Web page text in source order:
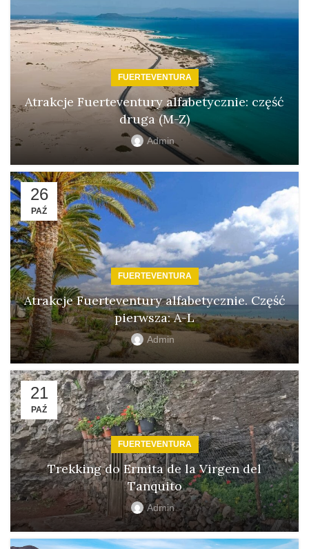
FUERTEVENTURA
Atrakcje Fuerteventury alfabetycznie: część
druga (M-Z)
Admin
26
PAŹ
FUERTEVENTURA
Atrakcje Fuerteventury alfabetycznie. Część
pierwsza: A-L
Admin
21
PAŹ
FUERTEVENTURA
Trekking do Ermita de la Virgen del
Tanquito
Admin